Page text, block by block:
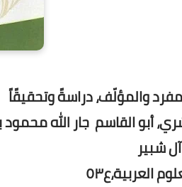
والمؤلّف، دراسةً وتحقيقًاً
أبو القاسم جار الله محمود بن
شبير
العربية،ع٥٣